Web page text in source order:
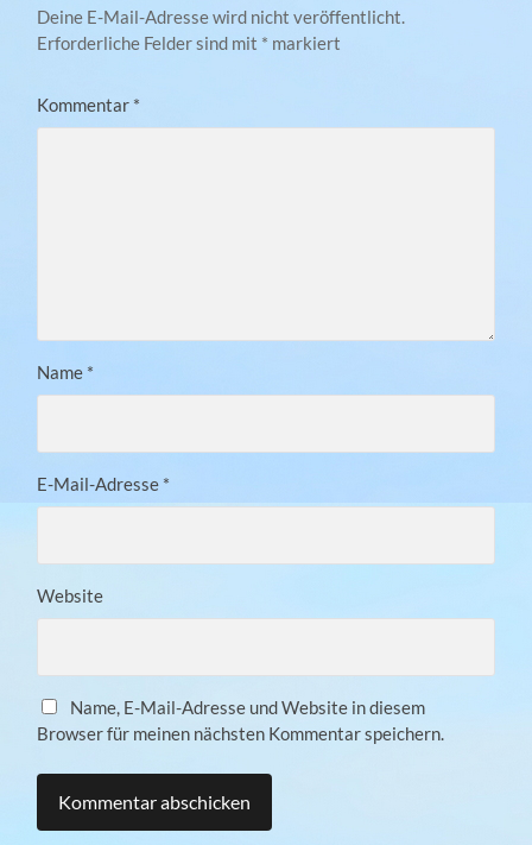
Deine E-Mail-Adresse wird nicht veröffentlicht.
Erforderliche Felder sind mit * markiert
Kommentar *
Name *
E-Mail-Adresse *
Website
Name, E-Mail-Adresse und Website in diesem
Browser für meinen nächsten Kommentar speichern.